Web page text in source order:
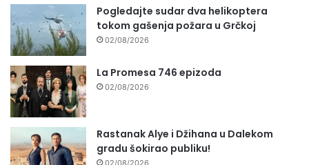
Pogledajte sudar dva helikoptera
tokom gašenja požara u Grčkoj
02/08/2026
La Promesa 746 epizoda
02/08/2026
Rastanak Alye i Džihana u Dalekom
gradu šokirao publiku!
02/08/2026